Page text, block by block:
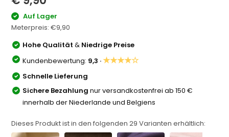
Auf Lager
Meterpreis:€9,90
Hohe Qualität& Niedrige Preise
Kundenbewertung: 9,3 ·★★★★☆
Schnelle Lieferung
Sichere Bezahlung nur versandkostenfrei ab 150 €
innerhalb der Niederlande und Belgiens
Dieses Produkt ist in den folgenden29 Varianten erhältlich: